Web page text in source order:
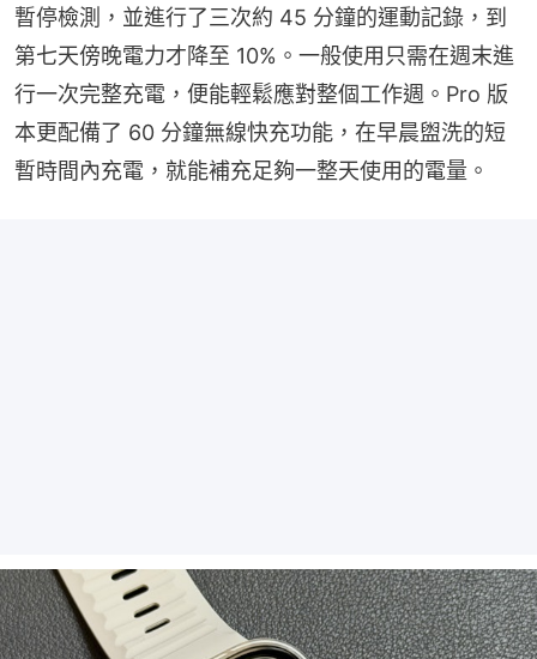
暫停檢測，並進行了三次約 45 分鐘的運動記錄，到
第七天傍晚電力才降至 10%。一般使用只需在週末進
行一次完整充電，便能輕鬆應對整個工作週。Pro 版
本更配備了 60 分鐘無線快充功能，在早晨盥洗的短
暫時間內充電，就能補充足夠一整天使用的電量。